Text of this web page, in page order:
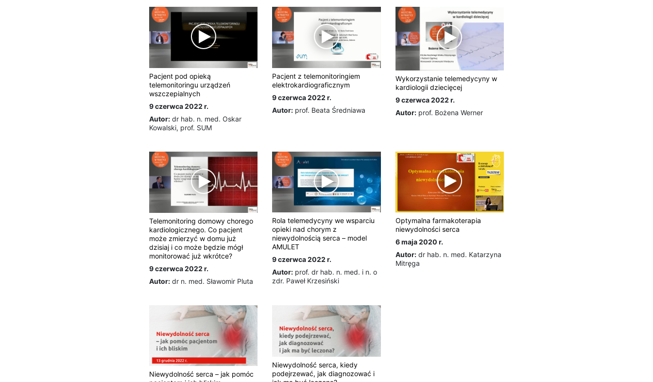
Pacjent pod opieką
telemonitoringu urządzeń
wszczepialnych
9 czerwca 2022 r.
Autor: dr hab. n. med. Oskar
Kowalski, prof. SUM
Pacjent z telemonitoringiem
elektrokardiograficznym
9 czerwca 2022 r.
Autor: prof. Beata Średniawa
Wykorzystanie telemedycyny w
kardiologii dziecięcej
9 czerwca 2022 r.
Autor: prof. Bożena Werner
Telemonitoring domowy chorego
kardiologicznego. Co pacjent
może zmierzyć w domu już
dzisiaj i co może będzie mógł
monitorować już wkrótce?
9 czerwca 2022 r.
Autor: dr n. med. Sławomir Pluta
Rola telemedycyny we wsparciu
opieki nad chorym z
niewydolnością serca – model
AMULET
9 czerwca 2022 r.
Autor: prof. dr hab. n. med. i n. o
zdr. Paweł Krzesiński
Optymalna farmakoterapia
niewydolności serca
6 maja 2020 r.
Autor: dr hab. n. med. Katarzyna
Mitręga
Niewydolność serca – jak pomóc
Niewydolność serca, kiedy
podejrzewać, jak diagnozować i